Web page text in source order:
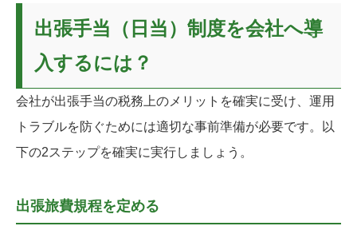
出張手当（日当）制度を会社へ導
入するには？
会社が出張手当の税務上のメリットを確実に受け、運用
トラブルを防ぐためには適切な事前準備が必要です。以
下の2ステップを確実に実行しましょう。
出張旅費規程を定める